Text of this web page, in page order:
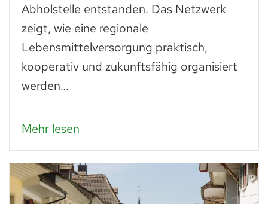
Abholstelle entstanden. Das Netzwerk
zeigt, wie eine regionale
Lebensmittelversorgung praktisch,
kooperativ und zukunftsfähig organisiert
werden…
Mehr lesen